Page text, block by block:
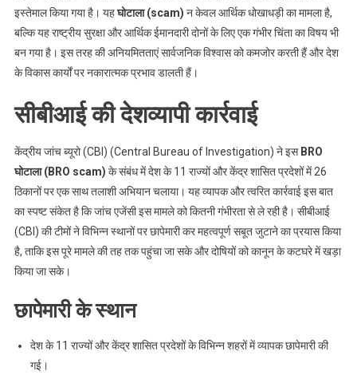
इस्तेमाल किया गया है। यहघोटाला (scam) न केवल आर्थिक धोखाधड़ी का मामला है,
बल्कि यह राष्ट्रीय सुरक्षा और आर्थिक ईमानदारी दोनों के लिए एक गंभीर चिंता का विषय भी
बन गया है। इस तरह की अनियमितताएं सार्वजनिक विश्वास को कमजोर करती हैं और देश
के विकास कार्यों पर नकारात्मक प्रभाव डालती हैं।
सीबीआई की देशव्यापी कार्रवाई
केंद्रीय जांच ब्यूरो (CBI) (Central Bureau of Investigation) ने इस BRO
घोटाला (BRO scam) के संबंध में देश के 11 राज्यों और केंद्र शासित प्रदेशों में 26
ठिकानों पर एक साथ तलाशी अभियान चलाया। यह व्यापक और त्वरित कार्रवाई इस बात
का स्पष्ट संकेत है कि जांच एजेंसी इस मामले को कितनी गंभीरता से ले रही है। सीबीआई
(CBI) की टीमों ने विभिन्न स्थानों पर छापेमारी कर महत्वपूर्ण सबूत जुटाने का प्रयास किया
है, ताकि इस पूरे मामले की तह तक पहुंचा जा सके और दोषियों को कानून के कटघरे में खड़ा
किया जा सके।
छापेमारी के स्थान
देश के 11 राज्यों और केंद्र शासित प्रदेशों के विभिन्न शहरों में व्यापक छापेमारी की
गई।